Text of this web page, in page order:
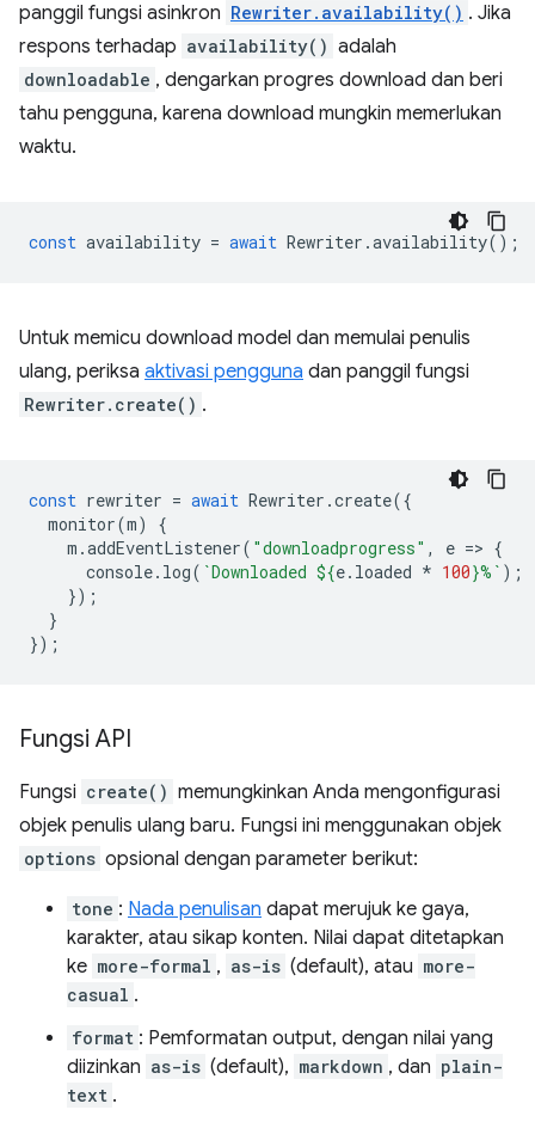
panggil fungsi asinkron Rewriter.availability() . Jika
respons terhadap availability() adalah
downloadable , dengarkan progres download dan beri
tahu pengguna, karena download mungkin memerlukan
waktu.
const availability = await Rewriter .availability();
Untuk memicu download model dan memulai penulis
ulang, periksa aktivasi pengguna dan panggil fungsi
Rewriter.create() .
const rewriter = await Rewriter .create({
monitor(m)
{
m .addEventListener( "downloadprogress" , e => {
console. log( `Downloaded ${e. loaded * 100}%` );
});
}
});
Fungsi API
Fungsi create() memungkinkan Anda mengonfigurasi
objek penulis ulang baru. Fungsi ini menggunakan objek
options opsional dengan parameter berikut:
tone : Nada penulisan dapat merujuk ke gaya,
karakter, atau sikap konten. Nilai dapat ditetapkan
ke more-formal , as-is (default), atau more-
casual .
format : Pemformatan output, dengan nilai yang
diizinkan as-is (default), markdown , dan plain-
text .